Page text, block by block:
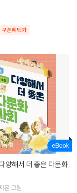
쿠폰혜택가
은 그림